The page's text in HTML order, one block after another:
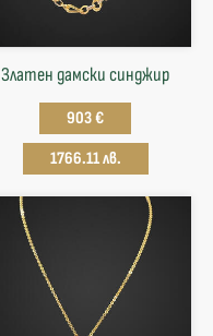
Златен дамски синджир
903 €
1766.11 лв.